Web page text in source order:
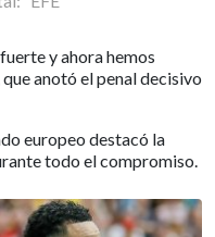
y ahora hemos
anotó el penal decisivo
europeo destacó la
todo el compromiso.